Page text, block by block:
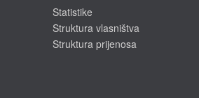
Statistike
Struktura vlasništva
Struktura prijenosa